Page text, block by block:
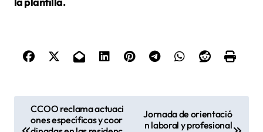
CCOO reclama actuaci
ones específicas y coor
Jornada de orientació
n laboral y profesional